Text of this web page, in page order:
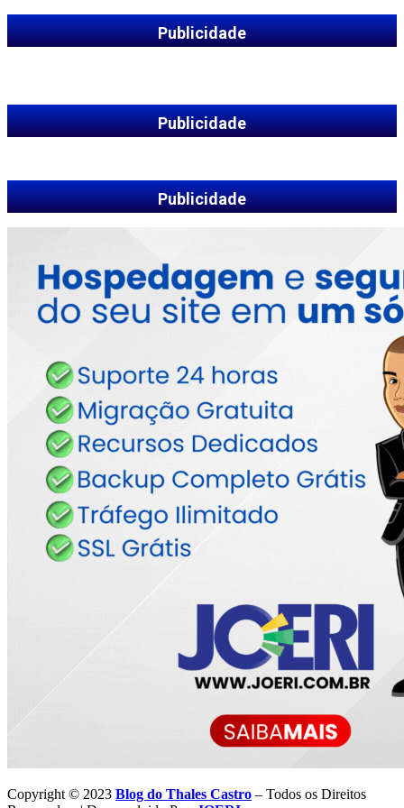
Publicidade
Publicidade
Publicidade
Copyright © 2023 Blog do Thales Castro – Todos os Direitos